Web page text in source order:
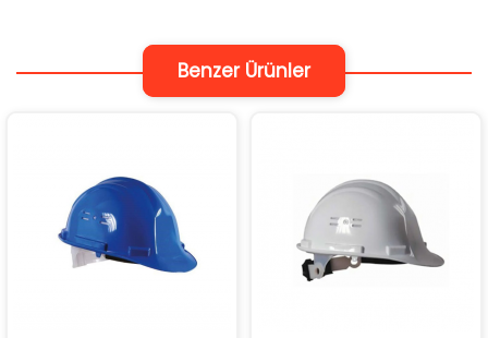
Benzer Ürünler